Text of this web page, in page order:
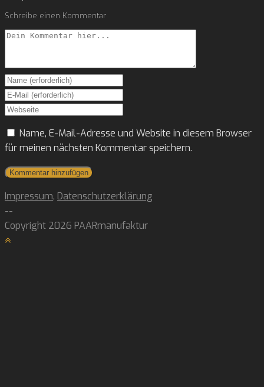
Schreibe einen Kommentar
Comment
Enter
your
name
username
Enter
your
Enter
website
URL
(optional)
Name, E-Mail-Adresse und Website in diesem Browser
für meinen nächsten Kommentar speichern.
Impressum, Datenschutzerklärung
--
Copyright 2026 PAARmanufaktur